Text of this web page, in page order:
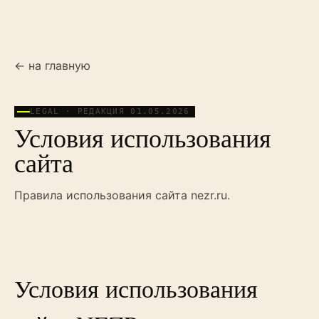
← на главную
LEGAL · РЕДАКЦИЯ 01.05.2026
Условия использования
сайта
Правила использования сайта nezr.ru.
Условия использования